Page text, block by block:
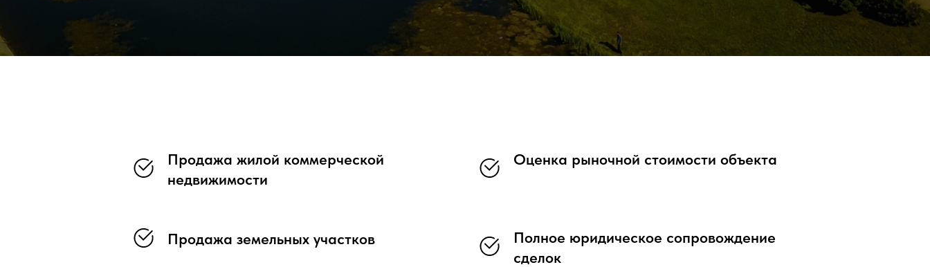
Продажа жилой коммерческой
недвижимости
Оценка рыночной стоимости объекта
Продажа земельных участков
Полное юридическое сопровождение
сделок